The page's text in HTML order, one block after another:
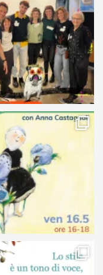
127 4